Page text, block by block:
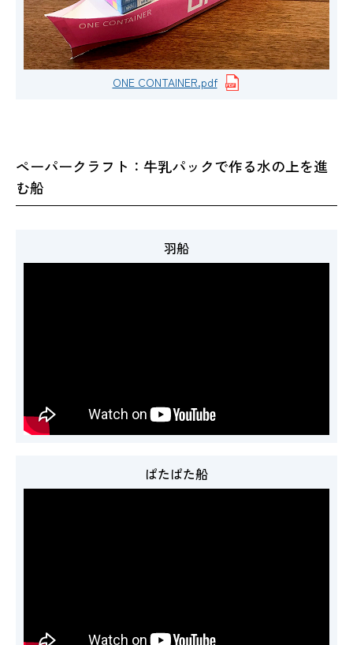
ONE CONTAINER.pdf
ペーパークラフト：牛乳パックで作る水の上を進
む船
羽船
ぱたぱた船